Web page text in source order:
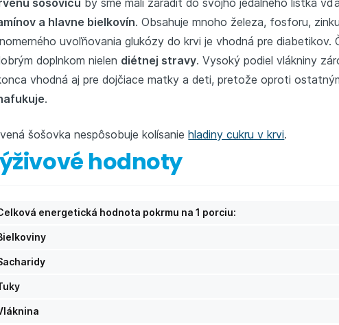
a hlavne bielkovín. Obsahuje mnoho železa, fosforu,
uvoľňovania glukózy do krvi je vhodná pre diabetikov.
doplnkom nielen diétnej stravy. Vysoký podiel vlákniny
vhodná aj pre dojčiace matky a deti, pretože oproti
.
šošovka nespôsobuje kolísaniehladiny cukru v krvi.
hodnoty
energetická hodnota pokrmu na 1 porciu: